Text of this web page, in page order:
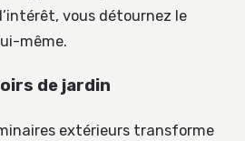
vous détournez le
même.
de jardin
extérieurs transforme